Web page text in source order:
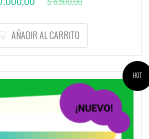
original
era:
8.500,00.
AÑADIR AL CARRITO
HOT